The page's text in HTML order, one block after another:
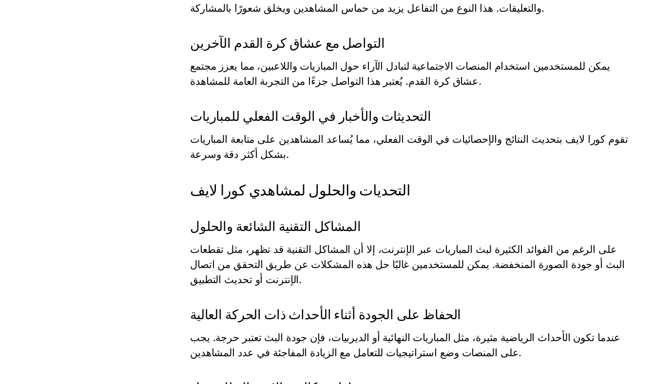
والتعليقات. هذا النوع من التفاعل يزيد من حماس المشاهدين ويخلق شعورًا بالمشاركة.
التواصل مع عشاق كرة القدم الآخرين
يمكن للمستخدمين استخدام المنصات الاجتماعية لتبادل الآراء حول المباريات واللاعبين، مما يعزز مجتمع
عشاق كرة القدم. يُعتبر هذا التواصل جزءًا من التجربة العامة للمشاهدة.
التحديثات والأخبار في الوقت الفعلي للمباريات
تقوم كورا لايف بتحديث النتائج والإحصائيات في الوقت الفعلي، مما يُساعد المشاهدين على متابعة المباريات
بشكل أكثر دقة وسرعة.
التحديات والحلول لمشاهدي كورا لايف
المشاكل التقنية الشائعة والحلول
على الرغم من الفوائد الكثيرة لبث المباريات عبر الإنترنت، إلا أن المشاكل التقنية قد تظهر، مثل تقطعات
البث أو جودة الصورة المنخفضة. يمكن للمستخدمين غالبًا حل هذه المشكلات عن طريق التحقق من اتصال
الإنترنت أو تحديث التطبيق.
الحفاظ على الجودة أثناء الأحداث ذات الحركة العالية
عندما تكون الأحداث الرياضية مثيرة، مثل المباريات النهائية أو الديربيات، فإن جودة البث تعتبر حرجة. يجب
على المنصات وضع استراتيجيات للتعامل مع الزيادة المفاجئة في عدد المشاهدين.